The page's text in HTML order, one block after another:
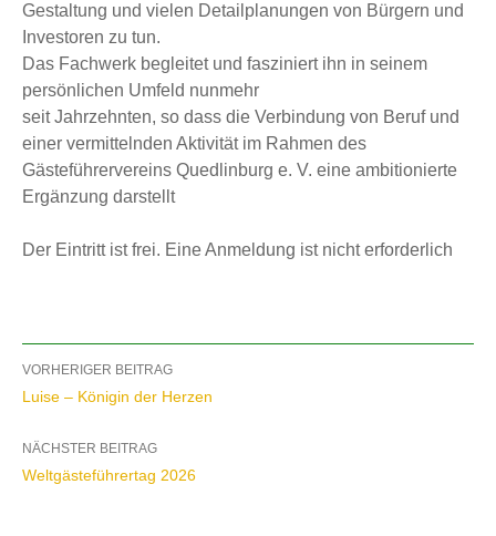
Gestaltung und vielen Detailplanungen von Bürgern und
Investoren zu tun.
Das Fachwerk begleitet und fasziniert ihn in seinem
persönlichen Umfeld nunmehr
seit Jahrzehnten, so dass die Verbindung von Beruf und
einer vermittelnden Aktivität im Rahmen des
Gästeführervereins Quedlinburg e. V. eine ambitionierte
Ergänzung darstellt
Der Eintritt ist frei. Eine Anmeldung ist nicht erforderlich
Beitragsnavigation
VORHERIGER BEITRAG
Luise – Königin der Herzen
NÄCHSTER BEITRAG
Weltgästeführertag 2026